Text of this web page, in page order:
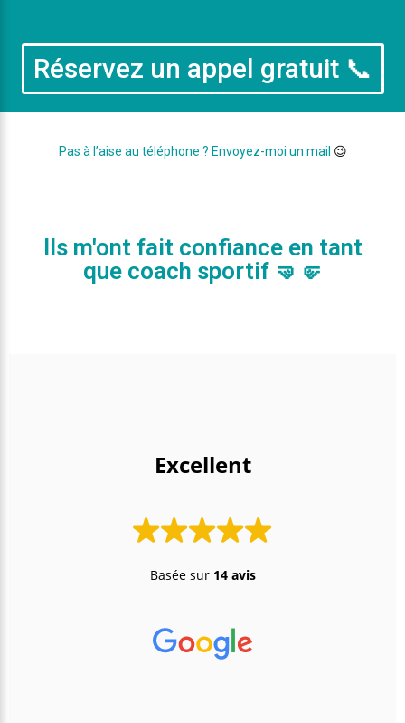
Réservez un appel gratuit 📞
Pas à l’aise au téléphone ? Envoyez-moi un mail 😉
Ils m'ont fait confiance en tant
que coach sportif 🤜🤛
Excellent
Basée sur 14 avis